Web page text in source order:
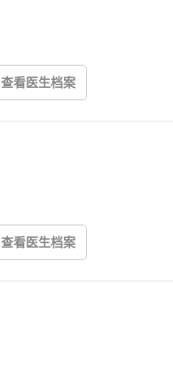
查看医生档案
查看医生档案